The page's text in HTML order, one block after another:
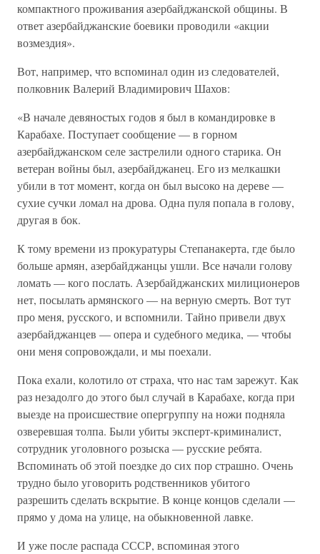
компактного проживания азербайджанской общины. В
ответ азербайджанские боевики проводили «акции
возмездия».
Вот, например, что вспоминал один из следователей,
полковник Валерий Владимирович Шахов:
«В начале девяностых годов я был в командировке в
Карабахе. Поступает сообщение — в горном
азербайджанском селе застрелили одного старика. Он
ветеран войны был, азербайджанец. Его из мелкашки
убили в тот момент, когда он был высоко на дереве —
сухие сучки ломал на дрова. Одна пуля попала в голову,
другая в бок.
К тому времени из прокуратуры Степанакерта, где было
больше армян, азербайджанцы ушли. Все начали голову
ломать — кого послать. Азербайджанских милиционеров
нет, посылать армянского — на верную смерть. Вот тут
про меня, русского, и вспомнили. Тайно привели двух
азербайджанцев — опера и судебного медика, — чтобы
они меня сопровождали, и мы поехали.
Пока ехали, колотило от страха, что нас там зарежут. Как
раз незадолго до этого был случай в Карабахе, когда при
выезде на происшествие опергруппу на ножи подняла
озверевшая толпа. Были убиты эксперт-криминалист,
сотрудник уголовного розыска — русские ребята.
Вспоминать об этой поездке до сих пор страшно. Очень
трудно было уговорить родственников убитого
разрешить сделать вскрытие. В конце концов сделали —
прямо у дома на улице, на обыкновенной лавке.
И уже после распада СССР, вспоминая этого